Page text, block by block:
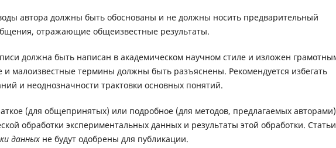
автора должны быть обоснованы и не должны носить предварительный
отражающие общеизвестные результаты.
должна быть написан в академическом научном стиле и изложен
и малоизвестные термины должны быть разъяснены. Рекомендуется избегать
и неоднозначности трактовки основных понятий.
(для общепринятых) или подробное (для методов, предлагаемых авторами)
обработки экспериментальных данных и результаты этой обработки. Статьи
данных не будут одобрены для публикации.